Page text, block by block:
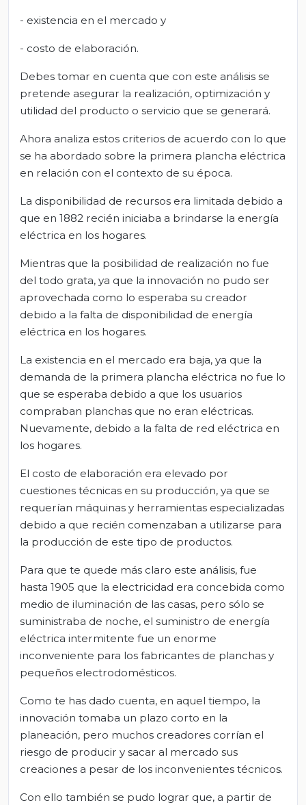
- existencia en el mercado y
- costo de elaboración.
Debes tomar en cuenta que con este análisis se
pretende asegurar la realización, optimización y
utilidad del producto o servicio que se generará.
Ahora analiza estos criterios de acuerdo con lo que
se ha abordado sobre la primera plancha eléctrica
en relación con el contexto de su época.
La disponibilidad de recursos era limitada debido a
que en 1882 recién iniciaba a brindarse la energía
eléctrica en los hogares.
Mientras que la posibilidad de realización no fue
del todo grata, ya que la innovación no pudo ser
aprovechada como lo esperaba su creador
debido a la falta de disponibilidad de energía
eléctrica en los hogares.
La existencia en el mercado era baja, ya que la
demanda de la primera plancha eléctrica no fue lo
que se esperaba debido a que los usuarios
compraban planchas que no eran eléctricas.
Nuevamente, debido a la falta de red eléctrica en
los hogares.
El costo de elaboración era elevado por
cuestiones técnicas en su producción, ya que se
requerían máquinas y herramientas especializadas
debido a que recién comenzaban a utilizarse para
la producción de este tipo de productos.
Para que te quede más claro este análisis, fue
hasta 1905 que la electricidad era concebida como
medio de iluminación de las casas, pero sólo se
suministraba de noche, el suministro de energía
eléctrica intermitente fue un enorme
inconveniente para los fabricantes de planchas y
pequeños electrodomésticos.
Como te has dado cuenta, en aquel tiempo, la
innovación tomaba un plazo corto en la
planeación, pero muchos creadores corrían el
riesgo de producir y sacar al mercado sus
creaciones a pesar de los inconvenientes técnicos.
Con ello también se pudo lograr que, a partir de